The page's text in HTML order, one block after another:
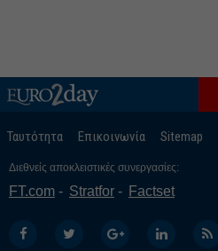
Ταυτότητα Επικοινωνία Sitemap
Διεθνείς αποκλειστικές συνεργασίες:
FT.com Stratfor Factset